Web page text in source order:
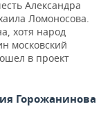
Александра
Ломоносова.
хотя народ
московский
в проект
Горожанинова